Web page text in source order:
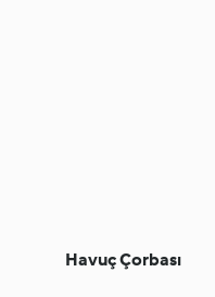
Havuç Çorbası